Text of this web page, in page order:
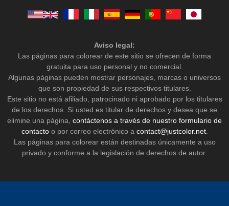
Aviso legal:
Las páginas para colorear de este sitio se ofrecen de forma
gratuita para uso personal y no comercial.
Algunas páginas pueden mostrar personajes, marcas o universos
que son propiedad de sus respectivos titulares.
Este sitio no está afiliado, patrocinado ni aprobado por los titulares
de los derechos. Si usted es titular de derechos y desea que se
elimine una página, contáctenos a través de nuestro formulario de
contactoo por correo electrónico a contact@justcolor.net.
Las páginas para colorear están destinadas únicamente a uso
privado y conforme a la legislación de derechos de autor.